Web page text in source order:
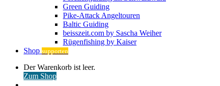
Green Guiding
Pike-Attack Angeltouren
Baltic Guiding
beisszeit.com by Sascha Weiher
Rügenfishing by Kaiser
Shop supporten
Warenkorb
ansehen
Der Warenkorb ist leer.
Zum Shop